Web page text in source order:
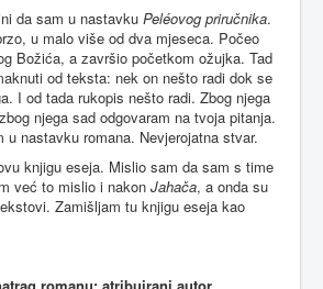
da sam u nastavku Peléovog priručnika.
u malo više od dva mjeseca. Počeo
Božića, a završio početkom ožujka. Tad
od teksta: nek on nešto radi dok se
I od tada rukopis nešto radi. Zbog njega
njega sad odgovaram na tvoja pitanja.
u nastavku romana. Nevjerojatna stvar.
knjigu eseja. Mislio sam da sam s time
već to mislio i nakon Jahača, a onda su
Zamišljam tu knjigu eseja kao